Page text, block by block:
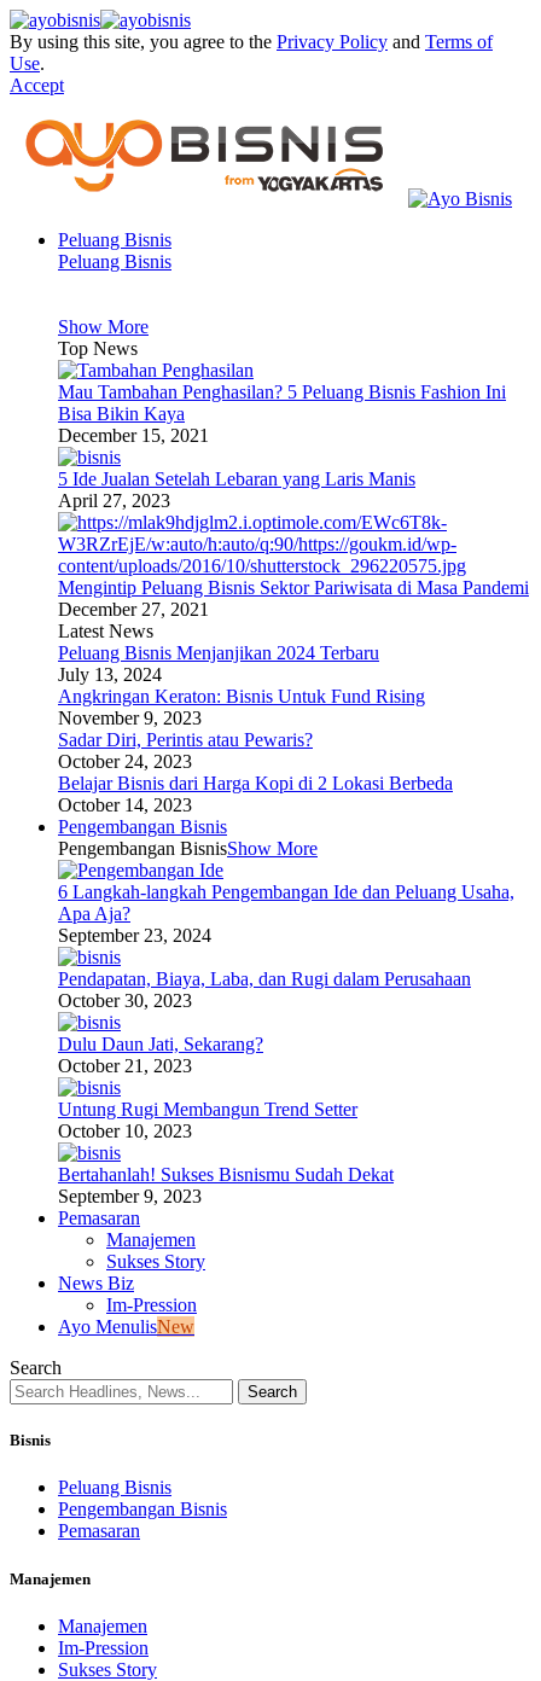
By using this site, you agree to the Privacy Policy and Terms of
Use.
Accept
Peluang Bisnis
Peluang Bisnis
Show More
Top News
Mau Tambahan Penghasilan? 5 Peluang Bisnis Fashion Ini
Bisa Bikin Kaya
December 15, 2021
5 Ide Jualan Setelah Lebaran yang Laris Manis
April 27, 2023
Mengintip Peluang Bisnis Sektor Pariwisata di Masa Pandemi
December 27, 2021
Latest News
Peluang Bisnis Menjanjikan 2024 Terbaru
July 13, 2024
Angkringan Keraton: Bisnis Untuk Fund Rising
November 9, 2023
Sadar Diri, Perintis atau Pewaris?
October 24, 2023
Belajar Bisnis dari Harga Kopi di 2 Lokasi Berbeda
October 14, 2023
Pengembangan Bisnis
Pengembangan BisnisShow More
6 Langkah-langkah Pengembangan Ide dan Peluang Usaha,
Apa Aja?
September 23, 2024
Pendapatan, Biaya, Laba, dan Rugi dalam Perusahaan
October 30, 2023
Dulu Daun Jati, Sekarang?
October 21, 2023
Untung Rugi Membangun Trend Setter
October 10, 2023
Bertahanlah! Sukses Bisnismu Sudah Dekat
September 9, 2023
Pemasaran
Manajemen
Sukses Story
News Biz
Im-Pression
Ayo MenulisNew
Search
Bisnis
Peluang Bisnis
Pengembangan Bisnis
Pemasaran
Manajemen
Manajemen
Im-Pression
Sukses Story